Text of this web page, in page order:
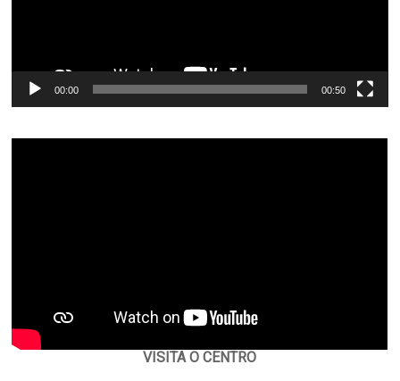
00:00 00:50
VISITA O CENTRO